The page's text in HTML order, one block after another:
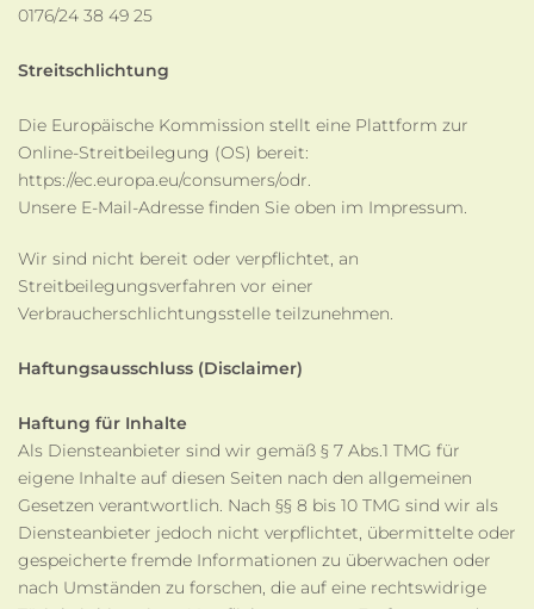
0176/24 38 49 25
Streitschlichtung
Die Europäische Kommission stellt eine Plattform zur
Online-Streitbeilegung (OS) bereit:
https://ec.europa.eu/consumers/odr.
Unsere E-Mail-Adresse finden Sie oben im Impressum.
Wir sind nicht bereit oder verpflichtet, an
Streitbeilegungsverfahren vor einer
Verbraucherschlichtungsstelle teilzunehmen.
Haftungsausschluss (Disclaimer)
Haftung für Inhalte
Als Diensteanbieter sind wir gemäß § 7 Abs.1 TMG für
eigene Inhalte auf diesen Seiten nach den allgemeinen
Gesetzen verantwortlich. Nach §§ 8 bis 10 TMG sind wir als
Diensteanbieter jedoch nicht verpflichtet, übermittelte oder
gespeicherte fremde Informationen zu überwachen oder
nach Umständen zu forschen, die auf eine rechtswidrige